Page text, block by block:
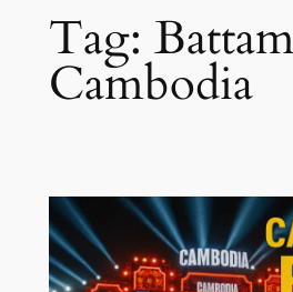
Tag:
Cambodia